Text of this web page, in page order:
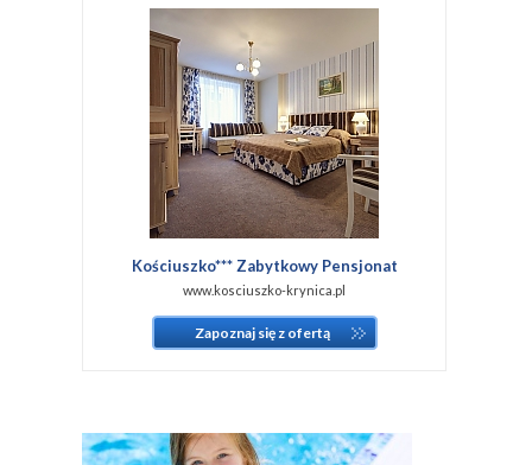
Kościuszko*** Zabytkowy Pensjonat
www.kosciuszko-krynica.pl
Zapoznaj się z ofertą